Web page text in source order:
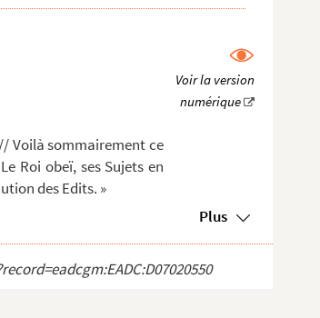
Voilà sommairement ce
Roi obeï, ses Sujets en
des Edits. »
Plus